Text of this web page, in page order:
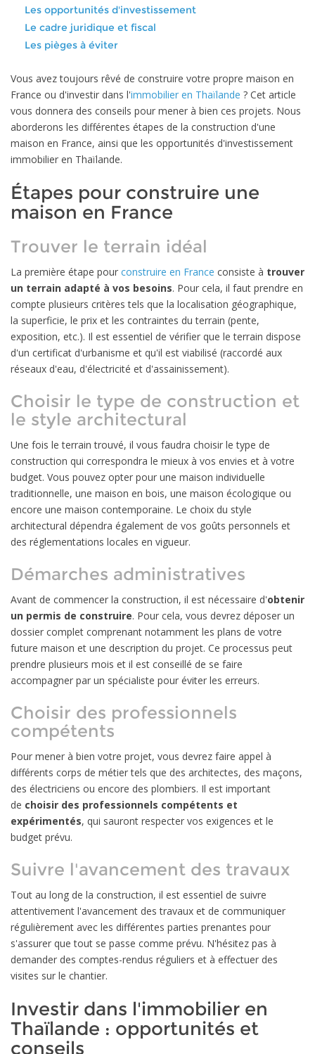
Les opportunités d'investissement
Le cadre juridique et fiscal
Les pièges à éviter
Vous avez toujours rêvé de construire votre propre maison en
France ou d'investir dans l'immobilier en Thaïlande ? Cet article
vous donnera des conseils pour mener à bien ces projets. Nous
aborderons les différentes étapes de la construction d'une
maison en France, ainsi que les opportunités d'investissement
immobilier en Thaïlande.
Étapes pour construire une
maison en France
Trouver le terrain idéal
La première étape pour construire en France consiste à trouver
un terrain adapté à vos besoins. Pour cela, il faut prendre en
compte plusieurs critères tels que la localisation géographique,
la superficie, le prix et les contraintes du terrain (pente,
exposition, etc.). Il est essentiel de vérifier que le terrain dispose
d'un certificat d'urbanisme et qu'il est viabilisé (raccordé aux
réseaux d'eau, d'électricité et d'assainissement).
Choisir le type de construction et
le style architectural
Une fois le terrain trouvé, il vous faudra choisir le type de
construction qui correspondra le mieux à vos envies et à votre
budget. Vous pouvez opter pour une maison individuelle
traditionnelle, une maison en bois, une maison écologique ou
encore une maison contemporaine. Le choix du style
architectural dépendra également de vos goûts personnels et
des réglementations locales en vigueur.
Démarches administratives
Avant de commencer la construction, il est nécessaire d'obtenir
un permis de construire. Pour cela, vous devrez déposer un
dossier complet comprenant notamment les plans de votre
future maison et une description du projet. Ce processus peut
prendre plusieurs mois et il est conseillé de se faire
accompagner par un spécialiste pour éviter les erreurs.
Choisir des professionnels
compétents
Pour mener à bien votre projet, vous devrez faire appel à
différents corps de métier tels que des architectes, des maçons,
des électriciens ou encore des plombiers. Il est important
de choisir des professionnels compétents et
expérimentés, qui sauront respecter vos exigences et le
budget prévu.
Suivre l'avancement des travaux
Tout au long de la construction, il est essentiel de suivre
attentivement l'avancement des travaux et de communiquer
régulièrement avec les différentes parties prenantes pour
s'assurer que tout se passe comme prévu. N'hésitez pas à
demander des comptes-rendus réguliers et à effectuer des
visites sur le chantier.
Investir dans l'immobilier en
Thaïlande : opportunités et
conseils